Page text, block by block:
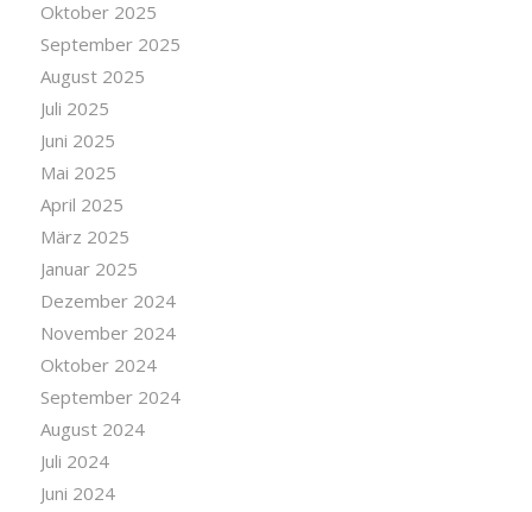
Oktober 2025
September 2025
August 2025
Juli 2025
Juni 2025
Mai 2025
April 2025
März 2025
Januar 2025
Dezember 2024
November 2024
Oktober 2024
September 2024
August 2024
Juli 2024
Juni 2024